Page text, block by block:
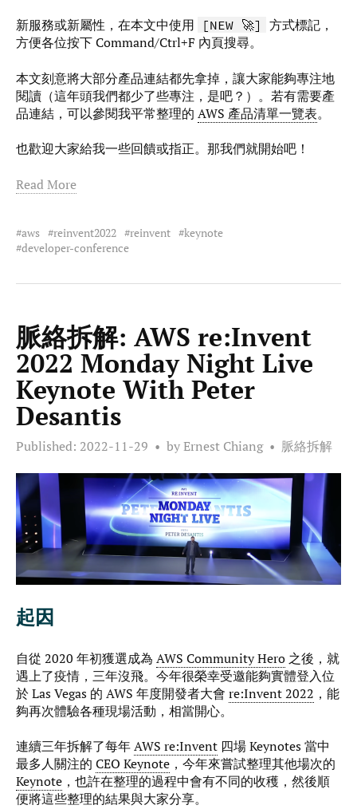
新服務或新屬性，在本文中使用 [NEW 🚀]
方式標記，
方便各位按下 Command/Ctrl+F 內頁搜尋。
本文刻意將大部分產品連結都先拿掉，讓大家能夠專注地
閱讀（這年頭我們都少了些專注，是吧？）。若有需要產
品連結，可以參閱我平常整理的 AWS 產品清單一覽表。
也歡迎大家給我一些回饋或指正。那我們就開始吧！
Read More
aws reinvent2022 reinvent
keynote
developer-conference
脈絡拆解: AWS re:Invent
2022 Monday Night Live
Keynote With Peter
Desantis
Published: 2022-11-29 by Ernest Chiang 脈絡拆解
起因
自從 2020 年初獲選成為 AWS Community Hero 之後，就
遇上了疫情，三年沒飛。今年很榮幸受邀能夠實體登入位
於 Las Vegas 的 AWS 年度開發者大會 re:Invent 2022 ，能
夠再次體驗各種現場活動，相當開心。
連續三年拆解了每年AWS re:Invent 四場 Keynotes 當中
最多人關注的 CEO Keynote ，今年來嘗試整理其他場次的
Keynote ，也許在整理的過程中會有不同的收穫，然後順
便將這些整理的結果與大家分享。